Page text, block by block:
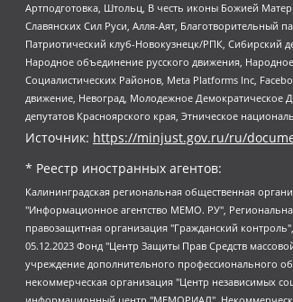
Артподготовка, Штольц, В честь иконы Божией
Славянских Сил Руси, Алля-Аят, Благотворительный
Патриотический клуб-Новокузнецк/РПК, Сибирский
Народное объединение русского движения,
Социалистических Районов, Meta Platforms Inc,
движение, Невоград, Молодежное Демократическое
депутатов Красноярского края, Этническое
Источник: https://minjust.gov.ru/ru/
* Реестр иностранных агентов:
Калининградская региональная общественная организация "Экозащита!-Женсовет", Фонд содействия защите прав и свобод граждан "Общественный вердикт", Фонд "Институт Развития Свободы Информации", Частное учреждение "Информационное агентство МЕМО. РУ", Региональная общественная организация "Общественная комиссия по сохранению наследия академика Сахарова", Фонд поддержки свободы прессы, Санкт-Петербургская общественная правозащитная организация "Гражданский контроль", Межрегиональная общественная организация "Информационно-просветительский центр "Мемориал", Региональный Фонд "Центр Защиты Прав Средств Массовой Информации", с 05.12.2023 Фонд "Центр Защиты Прав Средств массовой информации", Региональная общественная благотворительная организация помощи беженцам и мигрантам "Гражданское содействие", Негосударственное образовательное учреждение дополнительного профессионального образования (повышение квалификации) специалистов "АКАДЕМИЯ ПО ПРАВАМ ЧЕЛОВЕКА", Свердловская региональная общественная организация "Сутяжник", Автономная некоммерческая организация "Центр независимых социологических исследований", Союз общественных объединений "Российский исследовательский центр по правам человека", Региональное общественное учреждение научно-информационный центр "МЕМОРИАЛ", Некоммерческая организация "Фонд защиты гласности", Автономная некоммерческая организация "Институт прав человека", Городская общественная организация "Екатеринбургское общество "МЕМОРИАЛ", Городская общественная организация "Рязанское историко-просветительское и правозащитное общество "Мемориал" (Рязанский Мемориал), Челябинский региональный орган общественной самодеятельности – женское общественное объединение "Женщины Евразии", Челябинский региональный орган общественной самодеятельности "Уральская правозащитная группа", Фонд содействия защите здоровья и социальной справедливости имени Андрея Рылькова, Автономная Некоммерческая Организация "Аналитический Центр Юрия Левады", Автономная некоммерческая организация социальной поддержки населения "Проект Апрель", Региональная общественная организация помощи женщинам и детям, находящимся в кризисной ситуации "Информационно-методический центр "Анна", Фонд содействия развитию массовых коммуникаций и правовому просвещению "Так-так-